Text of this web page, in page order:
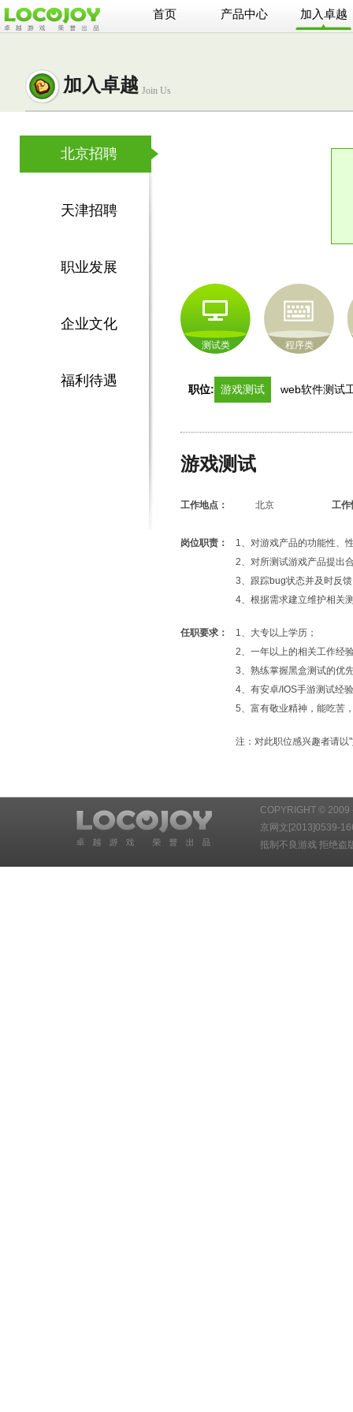
首页 产品中心 加入卓越
加入卓越 Join Us
北京招聘
天津招聘
职业发展
企业文化
福利待遇
测试类 程序类
职位: 游戏测试 web软件测试
游戏测试
工作地点： 北京 工作
岗位职责：
1、对游戏产品的功能性、
2、对所测试游戏产品提出
3、跟踪bug状态并及时反
4、根据需求建立维护相关
任职要求：
1、大专以上学历；
2、一年以上的相关工作经
3、熟练掌握黑盒测试的优
4、有安卓/IOS手游测试经
5、富有敬业精神，能吃苦
注：对此职位感兴趣者请
COPYRIGHT © 2009
京网文[2013]0539-
抵制不良游戏 拒绝盗